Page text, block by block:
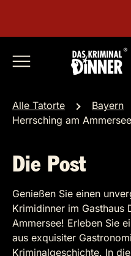
Alle Tatorte
Bayern
Herrsching am Ammersee
Die Post
Genießen Sie einen
Krimidinner im Gasthaus
Ammersee! Erleben Sie
aus exquisiter
Kriminalgeschichte. In